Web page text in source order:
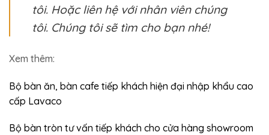
tôi. Hoặc liên hệ với nhân viên chúng
tôi. Chúng tôi sẽ tìm cho bạn nhé!
Xem thêm:
Bộ bàn ăn, bàn cafe tiếp khách hiện đại nhập khẩu cao
cấp Lavaco
Bộ bàn tròn tư vấn tiếp khách cho cửa hàng showroom